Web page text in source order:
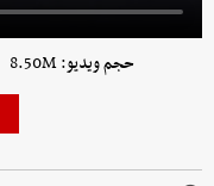
حجم ویدیو: 8.50M